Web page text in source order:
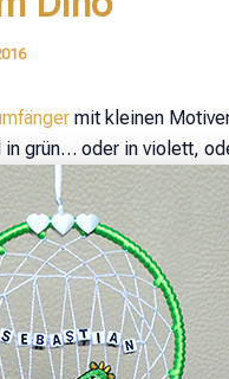
mit kleinen
in grün… oder in violett,